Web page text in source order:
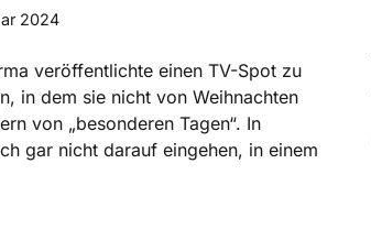
2024
veröffentlichte einen TV-Spot zu
in dem sie nicht von Weihnachten
von „besonderen Tagen“. In
gar nicht darauf eingehen, in einem